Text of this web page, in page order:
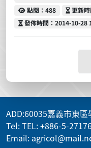
點閱
點閱：488 更新
更新
發佈時間
發佈時間：2014-10-28
ADD:60035嘉義市東
Tel: TEL: +886-5-
Email: